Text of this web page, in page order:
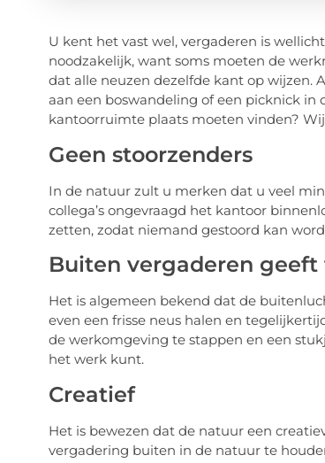
U kent het vast wel, vergaderen is
noodzakelijk, want soms moeten de
dat alle neuzen dezelfde kant op wijzen.
aan een boswandeling of een picknick
kantoorruimte plaats moeten vinden?
Geen stoorzenders
In de natuur zult u merken dat u veel
collega’s ongevraagd het kantoor
zetten, zodat niemand gestoord kan
Buiten vergaderen geeft
Het is algemeen bekend dat de
even een frisse neus halen en
de werkomgeving te stappen en een
het werk kunt.
Creatief
Het is bewezen dat de natuur een
vergadering buiten in de natuur te